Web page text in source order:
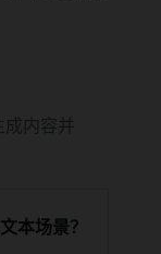
内容并
本场景？